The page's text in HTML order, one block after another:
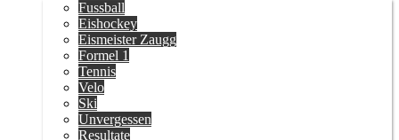
Fussball
Eishockey
Eismeister Zaugg
Formel 1
Tennis
Velo
Ski
Unvergessen
Resultate